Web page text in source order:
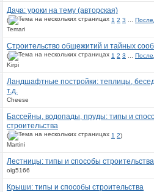
Дача: уроки на тему (авторская)
( 1 2 3
Temari
Строительство общежитий и тайных
( 1 2 3
Kirpi
Ландшафтные постройки: теплицы,
т.д.
Cheese
Бассейны, водопады, пруды: типы и
строительства
( 1 2)
Martini
Лестницы: типы и способы строительства
olg5166
Крыши: типы и способы строительства